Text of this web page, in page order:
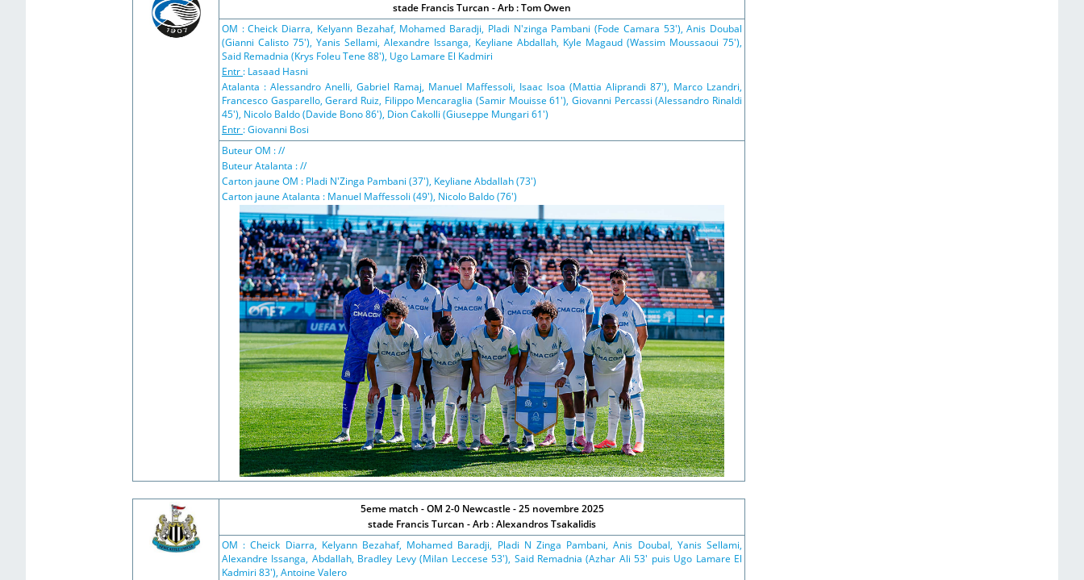
stade Francis Turcan - Arb : Tom Owen
OM : Cheick Diarra, Kelyann Bezahaf, Mohamed Baradji, Pladi N'zinga Pambani (Fode Camara 53'), Anis Doubal
(Gianni Calisto 75'), Yanis Sellami, Alexandre Issanga, Keyliane Abdallah, Kyle Magaud (Wassim Moussaoui 75'),
Said Remadnia (Krys Foleu Tene 88'), Ugo Lamare El Kadmiri
Entr : Lasaad Hasni
Atalanta : Alessandro Anelli, Gabriel Ramaj, Manuel Maffessoli, Isaac Isoa (Mattia Aliprandi 87'), Marco Lzandri,
Francesco Gasparello, Gerard Ruiz, Filippo Mencaraglia (Samir Mouisse 61'), Giovanni Percassi (Alessandro Rinaldi
45'), Nicolo Baldo (Davide Bono 86'), Dion Cakolli (Giuseppe Mungari 61')
Entr : Giovanni Bosi
Buteur OM : //
Buteur Atalanta : //
Carton jaune OM : Pladi N'Zinga Pambani (37'), Keyliane Abdallah (73')
Carton jaune Atalanta : Manuel Maffessoli (49'), Nicolo Baldo (76')
5eme match - OM 2-0 Newcastle - 25 novembre 2025
stade Francis Turcan - Arb : Alexandros Tsakalidis
OM : Cheick Diarra, Kelyann Bezahaf, Mohamed Baradji, Pladi N Zinga Pambani, Anis Doubal, Yanis Sellami,
Alexandre Issanga, Abdallah, Bradley Levy (Milan Leccese 53'), Said Remadnia (Azhar Ali 53' puis Ugo Lamare El
Kadmiri 83'), Antoine Valero